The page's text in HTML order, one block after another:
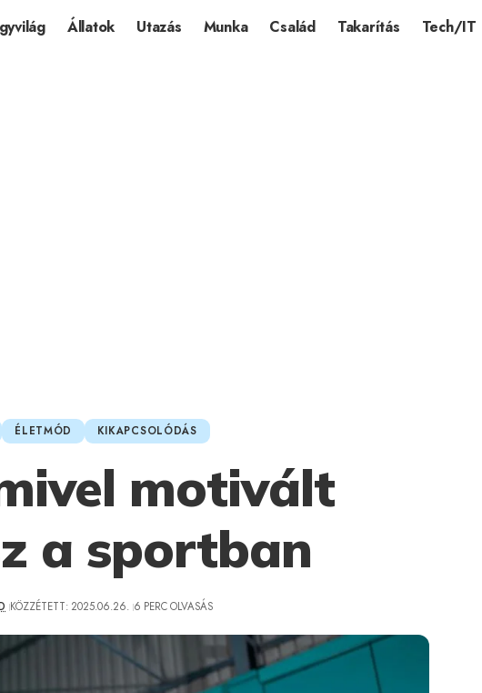
Állatok Utazás Munka Család Takarítás Tech/IT
ÉLETMÓD KIKAPCSOLÓDÁS
motivált
a sportban
KÖZZÉTETT: 2025.06.26. 6 PERC OLVASÁS